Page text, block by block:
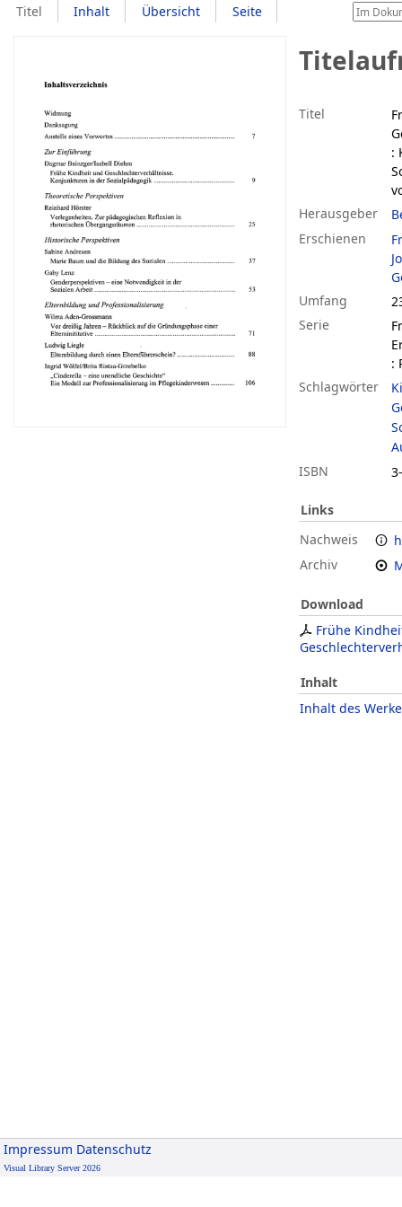
Titel Inhalt Übersicht Seite
Titel
:
Herausgeber
Erschienen
Umfang
Serie
:
Schlagwörter
ISBN
Links
Nachweis
Archiv
Download
Frühe
Inhalt
Inhalt des
Impressum Datenschutz
Visual Library Server 2026